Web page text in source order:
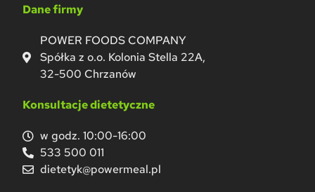
Dane firmy
POWER FOODS COMPANY
Spółka z o.o. Kolonia Stella 22A,
32-500 Chrzanów
Konsultacje dietetyczne
w godz. 10:00-16:00
533 500 011
dietetyk@powermeal.pl